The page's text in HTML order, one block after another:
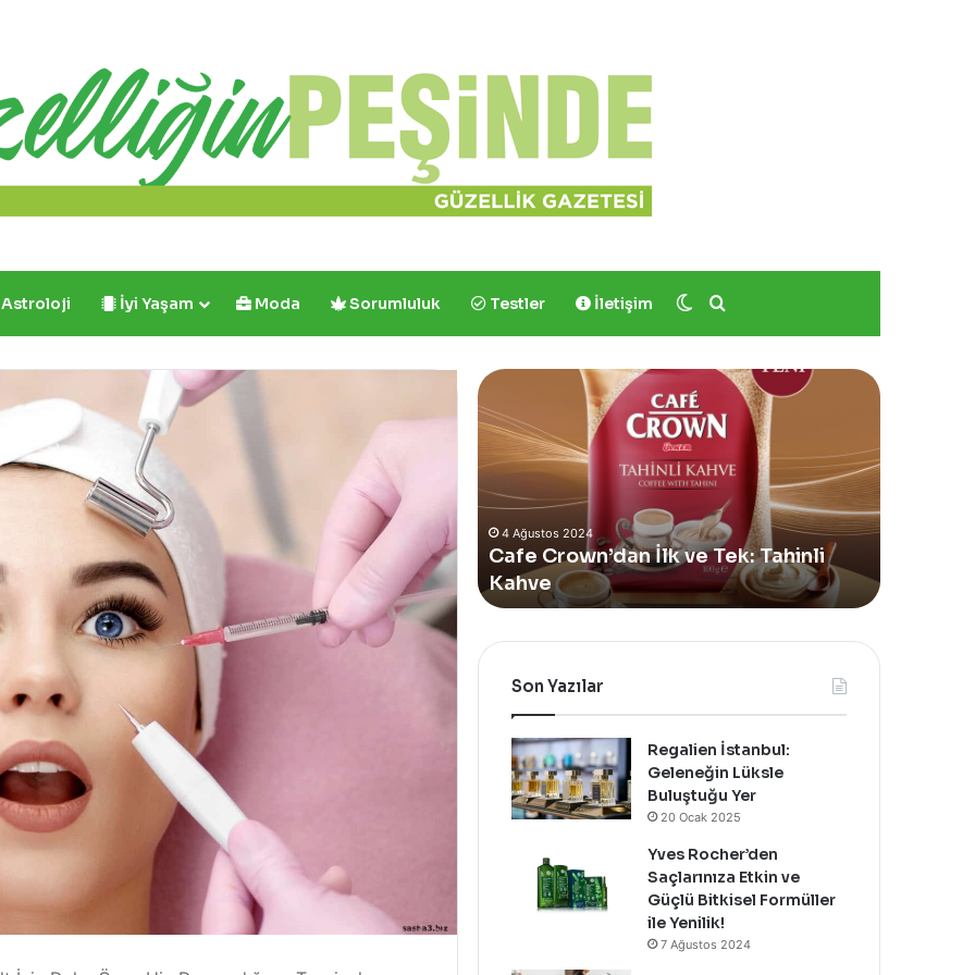
İyi Yaşam Moda Sorumluluk Testler İletişim Dış görünümü değiştir
Arama yap ...
Golden
Cafe
Crown’dan
Tahinli
Kahve
Cafe Crown’dan İlk ve Tek: Tahinli
Yves
Rocher,
Momo
Bodrum’da
Yer
Yeni
Summer
Pop-
Up
Mağazasını
Davet
İle
Kutladı!
4 Ağustos 2024
Yves Rocher, Momo Bodrum’da Yer
Alan Yeni Summer Pop-Up
Özel Bir Davet İle Kutladı!
Son Yazılar
Regalien İstanbul:
Geleneğin Lüksle
Buluştuğu Yer
20 Ocak 2025
Yves Rocher’den
Saçlarınıza Etkin ve
Güçlü Bitkisel Formüller
ile Yenilik!
7 Ağustos 2024